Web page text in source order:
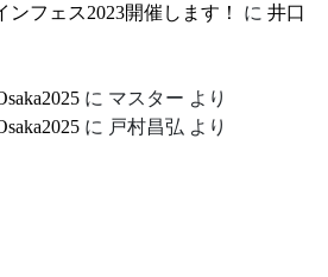
フェス2023開催します！
に 井口
に マスター より
に 戸村昌弘 より